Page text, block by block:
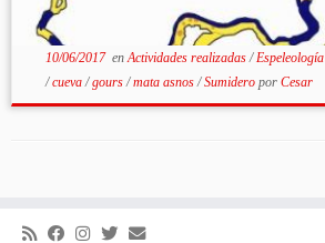
10/06/2017enActividades realizadas/Espeleología
/cueva/gours/mata asnos/Sumidero por Cesar